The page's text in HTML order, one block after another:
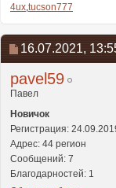
4ux,tucson777
16.07.2021,
pavel59
Павел
Новичок
Регистрация:
Адрес: 44 регион
Сообщений: 7
Благодарностей: 1